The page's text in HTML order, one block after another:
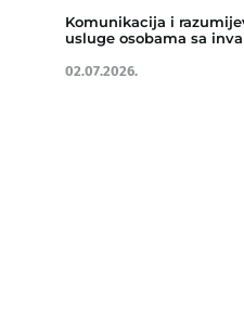
Komunikacija i
usluge osobama sa
02.07.2026.